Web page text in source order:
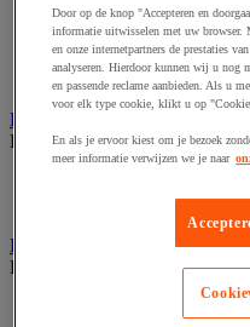
Professionele audio en
Projectie en
Studioverlichting en
Tv, dvd-speler en Blu-
Bewegwijzering en
Bekijk de hele productgroep
Folderrek en -houder
Bekijk de hele productgroep
Door op de knop "Accepteren en
informatie uitwisselen met uw browser.
en onze internetpartners de prestaties
analyseren. Hierdoor kunnen wij u nog
en passende reclame aanbieden. Als u
voor elk type cookie, klikt u op
En als je ervoor kiest om je bezoek
meer informatie verwijzen we je naar